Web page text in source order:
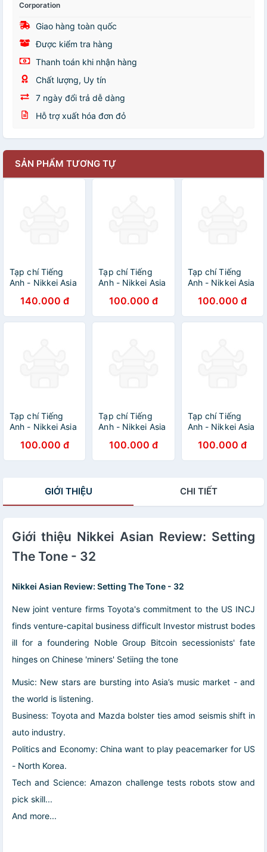
Corporation
Giao hàng toàn quốc
Được kiểm tra hàng
Thanh toán khi nhận hàng
Chất lượng, Uy tín
7 ngày đổi trả dễ dàng
Hỗ trợ xuất hóa đơn đỏ
SẢN PHẨM TƯƠNG TỰ
Tạp chí Tiếng
Anh - Nikkei Asia
INDIA'S
INSTAGRAB
140.000 đ
Tạp chí Tiếng
Anh - Nikkei Asia
DEFENDING
JAPAN
100.000 đ
Tạp chí Tiếng
Anh - Nikkei Asia
AGE OF POST-
COVID
AUSTERITY
100.000 đ
Tạp chí Tiếng
Anh - Nikkei Asia
INSIDE APPLE’S
INDIA DREAM
100.000 đ
Tạp chí Tiếng
Anh - Nikkei Asia
THAILAND'S
MOMENT OF
100.000 đ
Tạp chí Tiếng
Anh - Nikkei Asia
CHINA'S
DEMOGRAPHIC
nước ngoài, nhập
100.000 đ
GIỚI THIỆU CHI TIẾT
Giới thiệu Nikkei Asian Review: Setting
The Tone - 32
Nikkei Asian Review: Setting The Tone - 32
New joint venture firms Toyota's commitment to the US INCJ
finds venture-capital business difficult Investor mistrust bodes
ill for a foundering Noble Group Bitcoin secessionists' fate
hinges on Chinese 'miners' Setiing the tone
Music: New stars are bursting into Asia’s music market - and
the world is listening.
Business: Toyota and Mazda bolster ties amod seismis shift in
auto industry.
Politics and Economy: China want to play peacemarker for US
- North Korea.
Tech and Science: Amazon challenge tests robots stow and
pick skill...
And more...